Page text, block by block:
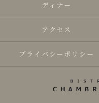
ディナー
アクセス
プライバシーポリシー